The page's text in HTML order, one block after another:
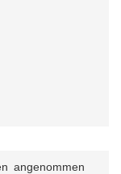
angenommen